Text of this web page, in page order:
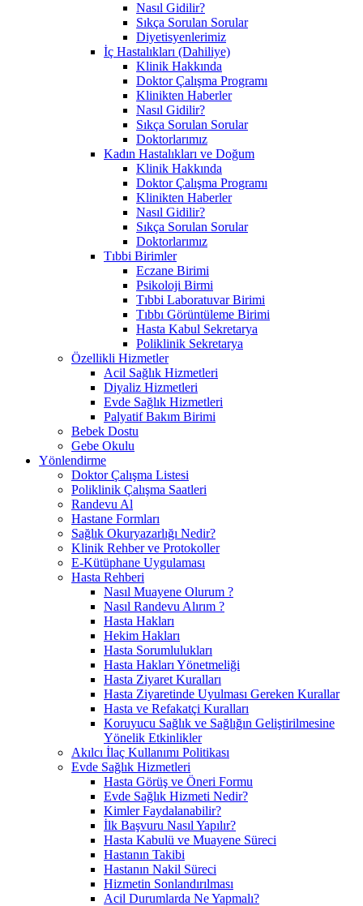
Nasıl Gidilir?
Sıkça Sorulan Sorular
Diyetisyenlerimiz
İç Hastalıkları (Dahiliye)
Klinik Hakkında
Doktor Çalışma Programı
Klinikten Haberler
Nasıl Gidilir?
Sıkça Sorulan Sorular
Doktorlarımız
Kadın Hastalıkları ve Doğum
Klinik Hakkında
Doktor Çalışma Programı
Klinikten Haberler
Nasıl Gidilir?
Sıkça Sorulan Sorular
Doktorlarımız
Tıbbi Birimler
Eczane Birimi
Psikoloji Birmi
Tıbbi Laboratuvar Birimi
Tıbbı Görüntüleme Birimi
Hasta Kabul Sekretarya
Poliklinik Sekretarya
Özellikli Hizmetler
Acil Sağlık Hizmetleri
Diyaliz Hizmetleri
Evde Sağlık Hizmetleri
Palyatif Bakım Birimi
Bebek Dostu
Gebe Okulu
Yönlendirme
Doktor Çalışma Listesi
Poliklinik Çalışma Saatleri
Randevu Al
Hastane Formları
Sağlık Okuryazarlığı Nedir?
Klinik Rehber ve Protokoller
E-Kütüphane Uygulaması
Hasta Rehberi
Nasıl Muayene Olurum ?
Nasıl Randevu Alırım ?
Hasta Hakları
Hekim Hakları
Hasta Sorumlulukları
Hasta Hakları Yönetmeliği
Hasta Ziyaret Kuralları
Hasta Ziyaretinde Uyulması Gereken Kurallar
Hasta ve Refakatçi Kuralları
Koruyucu Sağlık ve Sağlığın Geliştirilmesine
Yönelik Etkinlikler
Akılcı İlaç Kullanımı Politikası
Evde Sağlık Hizmetleri
Hasta Görüş ve Öneri Formu
Evde Sağlık Hizmeti Nedir?
Kimler Faydalanabilir?
İlk Başvuru Nasıl Yapılır?
Hasta Kabulü ve Muayene Süreci
Hastanın Takibi
Hastanın Nakil Süreci
Hizmetin Sonlandırılması
Acil Durumlarda Ne Yapmalı?